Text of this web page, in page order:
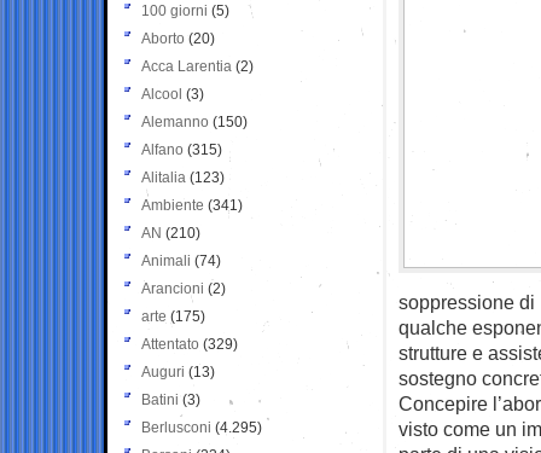
soppressione di
qualche
strutture e
sostegno
Concepire
visto come un
100 giorni (5)
Aborto (20)
Acca Larentia (2)
Alcool (3)
Alemanno (150)
Alfano (315)
Alitalia (123)
Ambiente (341)
AN (210)
Animali (74)
Arancioni (2)
arte (175)
Attentato (329)
Auguri (13)
Batini (3)
Berlusconi (4.295)